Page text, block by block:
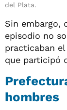
del Plata.
Sin embargo,
episodio no
practicaban
que participó
hombres